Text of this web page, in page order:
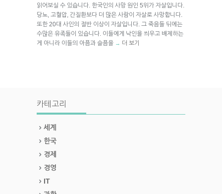
읽어보실 수 있습니다. 한국인의 사망 원인 5위가 자살입니다.
당뇨, 고혈압, 간질환보다 더 많은 사람이 자살로 사망합니다.
또한 20대 사인의 절반 이상이 자살입니다. 그 죽음들 뒤에는
수많은 유족들이 있습니다. 이들에게 낙인을 씌우고 배제하는
게 아니라 이들의 아픔과 슬픔을 → 더 보기
카테고리
세계
한국
경제
경영
IT